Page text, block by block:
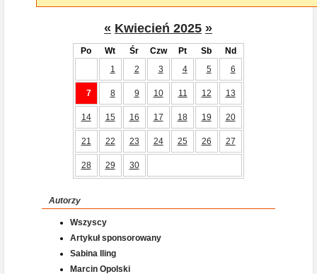
« Kwiecień 2025 »
Po Wt Śr Czw Pt Sb
Nd
1
2 3 4 5 6
7 8 9 10 11 12 13
14 15 16 17 18 19 20
21 22 23 24 25 26 27
28 29 30
Autorzy
Wszyscy
Artykuł sponsorowany
Sabina Iling
Marcin Opolski